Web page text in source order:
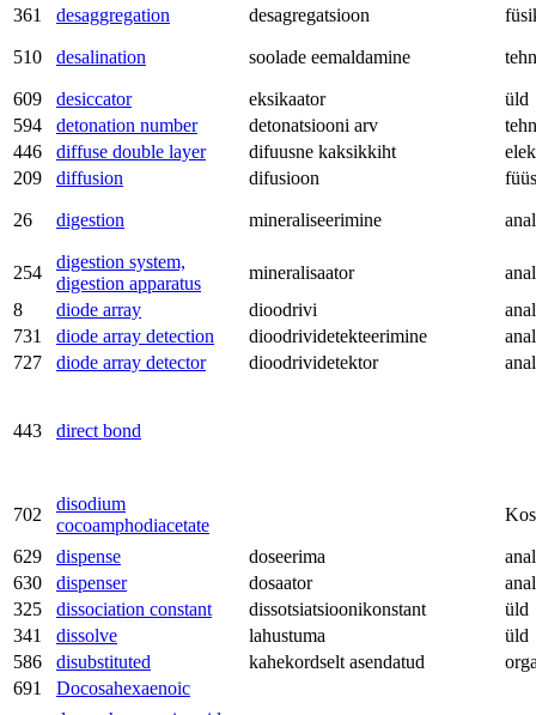
361
desaggregation desagregatsioon
510 desalination soolade eemaldamine
609 desiccator eksikaator
üld
594
detonation number detonatsiooni arv
446
diffuse double layer difuusne kaksikkiht
209
diffusion difusioon
26 digestion mineraliseerimine
254
digestion system,
digestion apparatus
mineralisaator
8
diode array dioodrivi
731
diode array detection dioodrividetekteerimine
727
diode array detector dioodrividetektor
443 direct bond
702
disodium
cocoamphodiacetate
629 dispense doseerima
630
dispenser dosaator
325
dissociation constant dissotsiatsioonikonstant
üld
341
dissolve lahustuma
üld
586
disubstituted kahekordselt asendatud
691
Docosahexaenoic